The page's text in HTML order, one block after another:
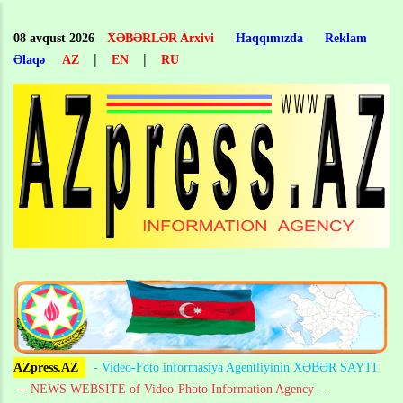
main
content
08 avqust 2026 XƏBƏRLƏR Arxivi Haqqımızda
Reklam
Əlaqə
AZ | EN | RU
AZpress.AZ
- Video-Foto informasiya Agentliyinin XƏBƏR SAYTI
-- NEWS WEBSITE of Video-Photo Information Agency --